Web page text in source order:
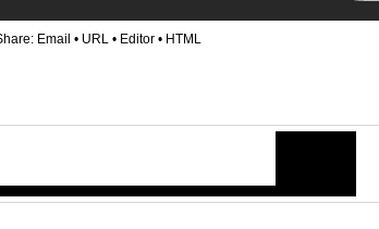
Email • URL • Editor • HTML